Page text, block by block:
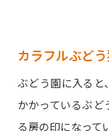
カラフルぶど
ぶどう園に入ると
かかっているぶど
る房の印になって